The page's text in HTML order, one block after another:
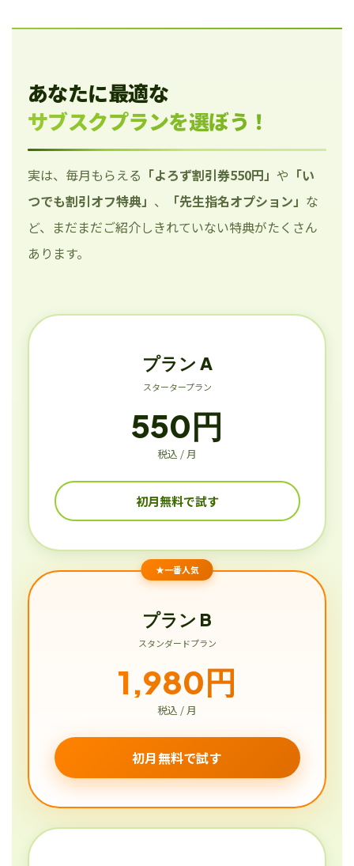
あなたに最適な
サブスクプランを選ぼう！
実は、毎月もらえる 「よろず割引券550円」 や 「い
つでも割引オフ特典」 、 「先生指名オプション」 な
ど、まだまだご紹介しきれていない特典がたくさん
あります。
プラン A
スタータープラン
550円
税込 / 月
初月無料で試す
★一番人気
プラン B
スタンダードプラン
1,980円
税込 / 月
初月無料で試す